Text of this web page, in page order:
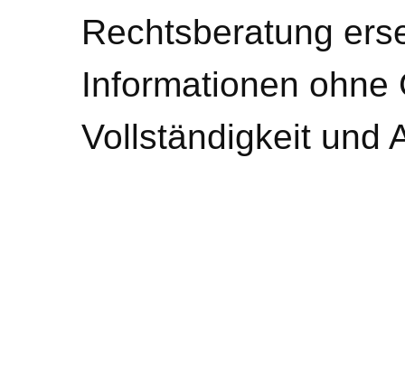
Rechtsberatung
Informationen ohne
Vollständigkeit und